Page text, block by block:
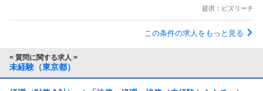
提供：ビズリーチ
この条件の求人をもっと見る
< 質問に関する求人 >
未経験（東京都）